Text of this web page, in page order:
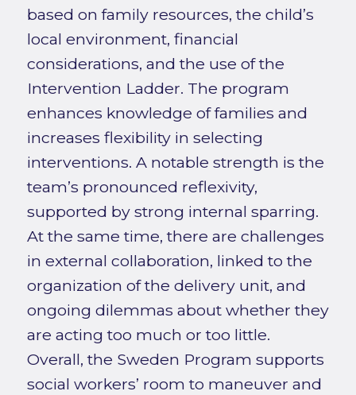
based on family resources, the child’s
local environment, financial
considerations, and the use of the
Intervention Ladder. The program
enhances knowledge of families and
increases flexibility in selecting
interventions. A notable strength is the
team’s pronounced reflexivity,
supported by strong internal sparring.
At the same time, there are challenges
in external collaboration, linked to the
organization of the delivery unit, and
ongoing dilemmas about whether they
are acting too much or too little.
Overall, the Sweden Program supports
social workers’ room to maneuver and